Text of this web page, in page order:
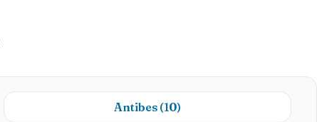
Antibes (10)